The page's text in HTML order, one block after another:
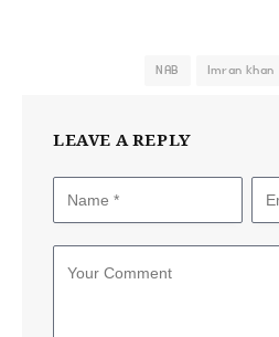
Imran khan
NAB
LEAVE A REPLY